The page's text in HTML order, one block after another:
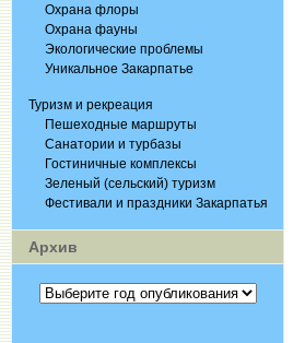
Охрана флоры
Охрана фауны
Экологические проблемы
Уникальное Закарпатье
Туризм и рекреация
Пешеходные маршруты
Санатории и турбазы
Гостиничные комплексы
Зеленый (сельский) туризм
Фестивали и праздники Закарпатья
Архив